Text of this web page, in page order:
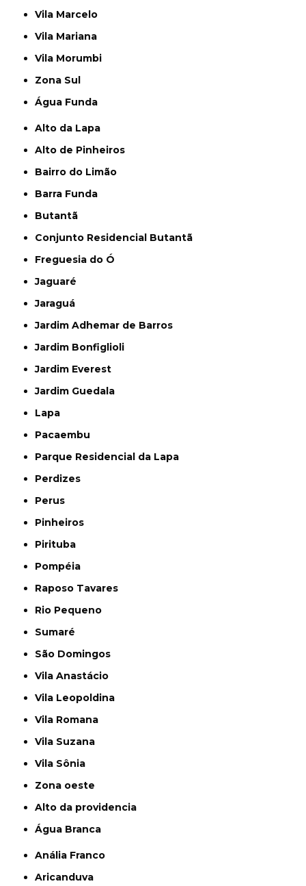
Vila Marcelo
Vila Mariana
Vila Morumbi
Zona Sul
Água Funda
Alto da Lapa
Alto de Pinheiros
Bairro do Limão
Barra Funda
Butantã
Conjunto Residencial Butantã
Freguesia do Ó
Jaguaré
Jaraguá
Jardim Adhemar de Barros
Jardim Bonfiglioli
Jardim Everest
Jardim Guedala
Lapa
Pacaembu
Parque Residencial da Lapa
Perdizes
Perus
Pinheiros
Pirituba
Pompéia
Raposo Tavares
Rio Pequeno
Sumaré
São Domingos
Vila Anastácio
Vila Leopoldina
Vila Romana
Vila Suzana
Vila Sônia
Zona oeste
alto da providencia
Água Branca
Anália Franco
Aricanduva